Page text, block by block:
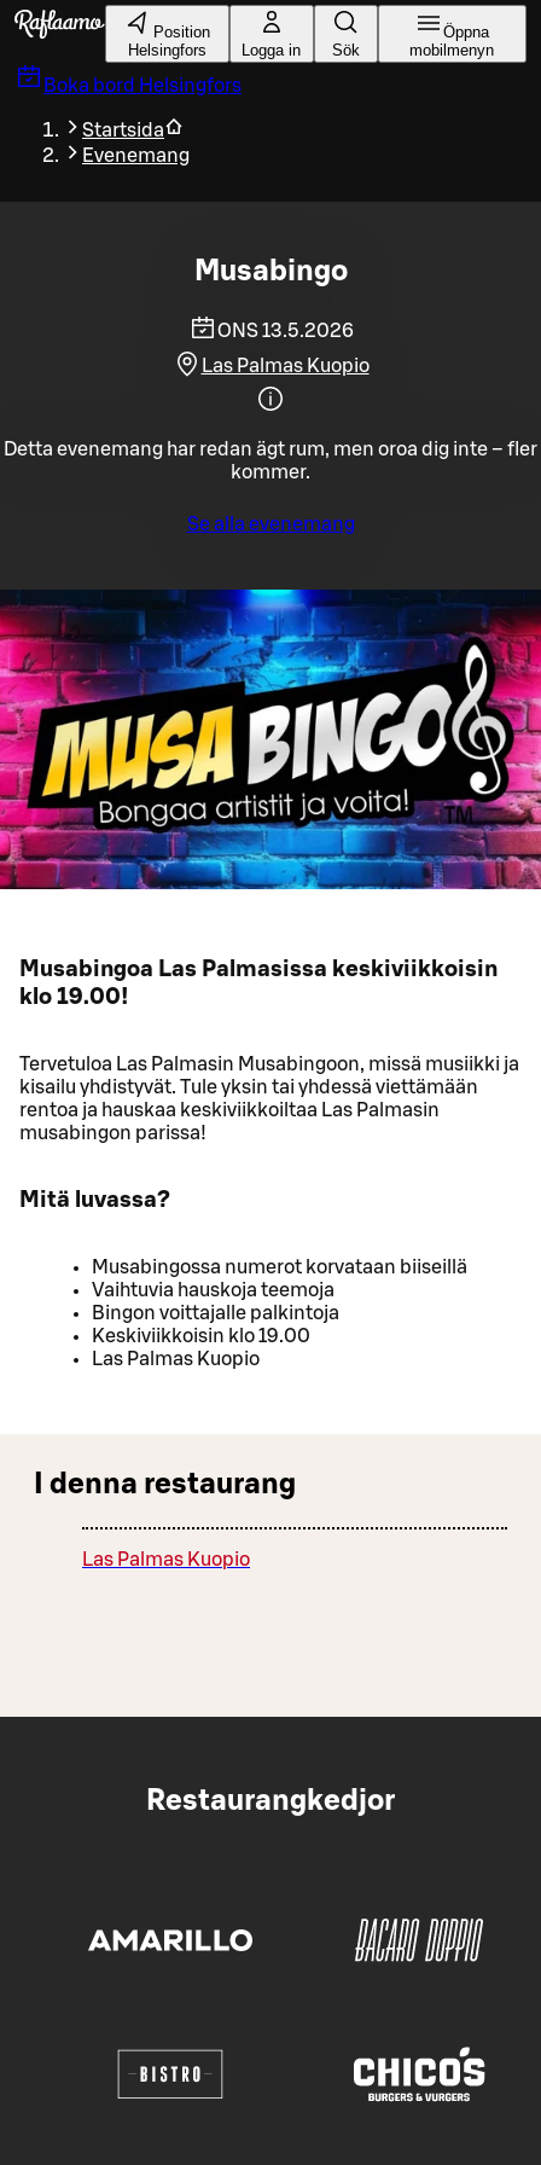
Gå till huvudinnehållet
Position
Helsingfors
Logga in Sök
Öppna
mobilmenyn
Boka bord Helsingfors
Startsida
Evenemang
Musabingo
ONS 13.5.2026
Las Palmas Kuopio
Detta evenemang har redan ägt rum, men oroa dig inte – fler
kommer.
Se alla evenemang
Musabingoa Las Palmasissa keskiviikkoisin
klo 19.00!
Tervetuloa Las Palmasin Musabingoon, missä musiikki ja
kisailu yhdistyvät. Tule yksin tai yhdessä viettämään
rentoa ja hauskaa keskiviikkoiltaa Las Palmasin
musabingon parissa!
Mitä luvassa?
Musabingossa numerot korvataan biiseillä
Vaihtuvia hauskoja teemoja
Bingon voittajalle palkintoja
Keskiviikkoisin klo 19.00
Las Palmas Kuopio
I denna restaurang
Las Palmas Kuopio
Restaurangkedjor